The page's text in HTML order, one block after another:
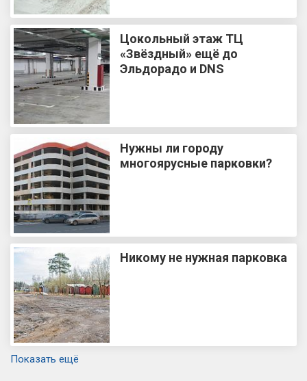
Цокольный этаж ТЦ
«Звёздный» ещё до
Эльдорадо и DNS
Нужны ли городу
многоярусные парковки?
Никому не нужная парковка
Показать ещё